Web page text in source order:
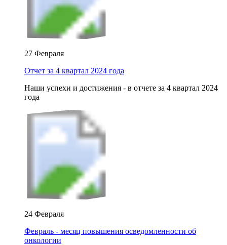
27 Февраля
Отчет за 4 квартал 2024 года
Наши успехи и достижения - в отчете за 4 квартал 2024
года
24 Февраля
Февраль - месяц повышения осведомленности об
онкологии